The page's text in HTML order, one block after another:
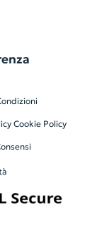
Cookie Policy